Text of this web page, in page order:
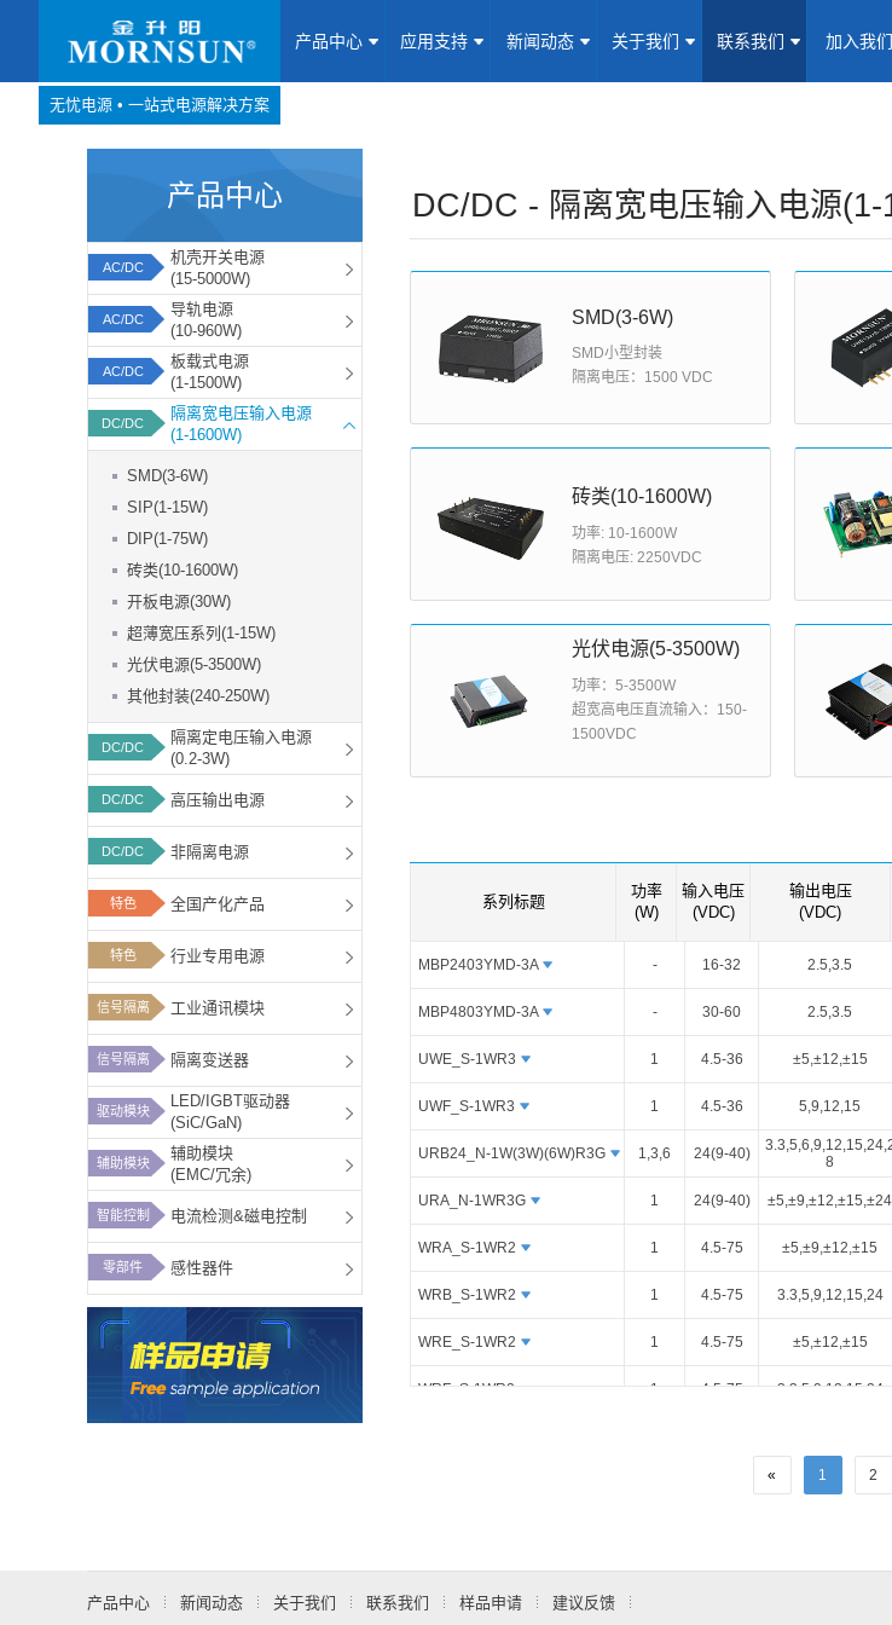
无忧电源 • 一站式电源解决方案
产品中心 应用支持 新闻动态 关于我们 联系我们 加入我们
网站地图
Website map
隔离变送器
LED/IGBT驱动器(SiC/GaN)
应用支持
企业动态 产品动态
关于我们 企业简介 荣誉资质 企
联系我们
加入我们 加入我们
功能板块 智能选型 样品申请
产品中心
AC/DC
机壳开关电源
(15-5000W)
AC/DC
导轨电源
(10-960W)
AC/DC
板载式电源
(1-1500W)
DC/DC
隔离宽电压输入电源
(1-1600W)
SMD(3-6W)
SIP(1-15W)
DIP(1-75W)
砖类(10-1600W)
开板电源(30W)
超薄宽压系列(1-15W)
光伏电源(5-3500W)
其他封装(240-250W)
DC/DC
隔离定电压输入电源
(0.2-3W)
DC/DC 高压输出电源
DC/DC 非隔离电源
特色 全国产化产品
特色 行业专用电源
信号隔离 工业通讯模块
信号隔离 隔离变送器
驱动模块
LED/IGBT驱动器
(SiC/GaN)
辅助模块
辅助模块
(EMC/冗余)
智能控制 电流检测&磁电控制
零部件 感性器件
DC/DC - 隔离宽电压输入电源(1-
SMD(3-6W)
SMD小型封装
隔离电压：1500 VDC
砖类(10-1600W)
功率: 10-1600W
隔离电压: 2250VDC
光伏电源(5-3500W)
功率：5-3500W
超宽高电压直流输入：150-
1500VDC
系列标题
功率
(W)
输入电压
(VDC)
输出电压
(VDC)
MBP2403YMD-3A - 16-32 2.5,3.5
MBP4803YMD-3A - 30-60 2.5,3.5
UWE_S-1WR3 1 4.5-36 ±5,±12,±15
UWF_S-1WR3 1 4.5-36 5,9,12,15
URB24_N-1W(3W)(6W)R3G 1,3,6 24(9-40)
8
URA_N-1WR3G 1 24(9-40) ±5,±9,±12,±15,±24
WRA_S-1WR2 1 4.5-75 ±5,±9,±12,±15
WRB_S-1WR2 1 4.5-75 3.3,5,9,12,15,24
WRE_S-1WR2 1 4.5-75 ±5,±12,±15
WRF_S-1WR2 1 4.5-75 3.3,5,9,12,15,24
±5,±9,±12,±15
« 1 2
产品中心 新闻动态 关于我们 联系我们 样品申请 建议反馈